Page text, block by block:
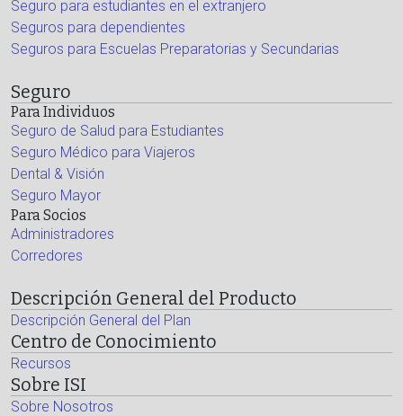
Seguro para estudiantes en el extranjero
Seguros para dependientes
Seguros para Escuelas Preparatorias y Secundarias
Seguro
Para Individuos
Seguro de Salud para Estudiantes
Seguro Médico para Viajeros
Dental & Visión
Seguro Mayor
Para Socios
Administradores
Corredores
Descripción General del Producto
Descripción General del Plan
Centro de Conocimiento
Recursos
Sobre ISI
Sobre Nosotros